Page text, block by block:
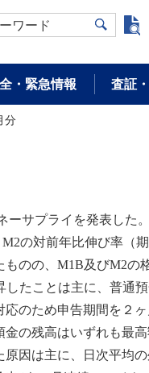
ワード
・緊急情報 査証
分
サプライを発表した
の対前年比伸び率（
のの、M1B及びM2の
たことは主に、普通
のため申告期間を２
金の残高はいずれも最
因は主に、日次平均